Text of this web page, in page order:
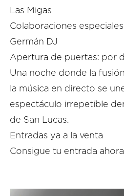
Las Migas
Colaboraciones
Germán DJ
Apertura de puertas: por
Una noche donde la
la música en directo se
espectáculo irrepetible
de San Lucas.
Entradas ya a la venta
Consigue tu entrada ahora